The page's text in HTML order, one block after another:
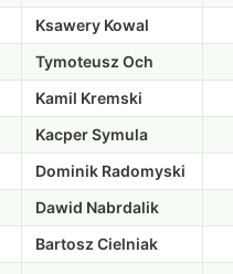
Ksawery Kowal
Tymoteusz Och
Kamil Kremski
Kacper Symula
Dominik Radomyski
Dawid Nabrdalik
Bartosz Cielniak